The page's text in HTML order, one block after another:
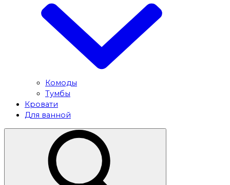
Комоды
Тумбы
Кровати
Для ванной